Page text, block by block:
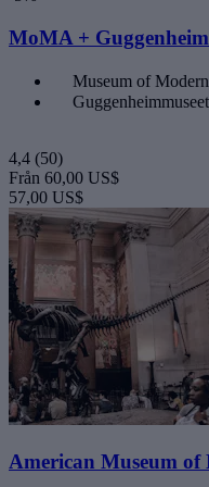
MoMA + Guggenheim
Museum of
4,4 (50)
Från 60,00 US$
57,00 US$
American Museum